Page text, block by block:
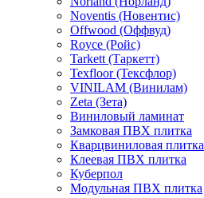
Noventis (Новентис)
Offwood (Оффвуд)
Royce (Ройс)
Tarkett (Таркетт)
Texfloor (Тексфлор)
VINILAM (Винилам)
Zeta (Зета)
Виниловый ламинат
Замковая ПВХ плитка
Кварцвиниловая плитка
Клеевая ПВХ плитка
Куберпол
Модульная ПВХ плитка